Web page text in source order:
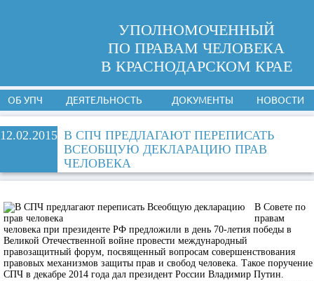
УПОЛНОМОЧЕННЫЙ
ПО ПРАВАМ ЧЕЛОВЕКА
В КРАСНОДАРСКОМ КРАЕ
ОБ УПЧ ДЕЯТЕЛЬНОСТЬ ДОКУМЕНТЫ НОВОСТИ
12.02.2015 В СПЧ ПРЕДЛАГАЮТ ПЕРЕПИСАТЬ
ВСЕОБЩУЮ ДЕКЛАРАЦИЮ ПРАВ
ЧЕЛОВЕКА
В Совете по
правам
человека при президенте РФ предложили в день 70-летия победы в
Великой Отечественной войне провести международный
правозащитный форум, посвященный вопросам совершенствования
правовых механизмов защиты прав и свобод человека. Такое поручение
СПЧ в декабре 2014 года дал президент России Владимир Путин.